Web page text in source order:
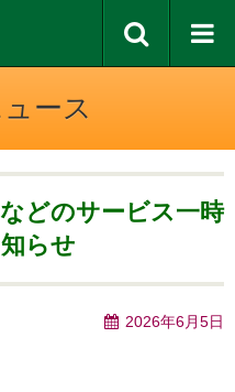
ース
どのサービス一時
らせ
2026年6月5日